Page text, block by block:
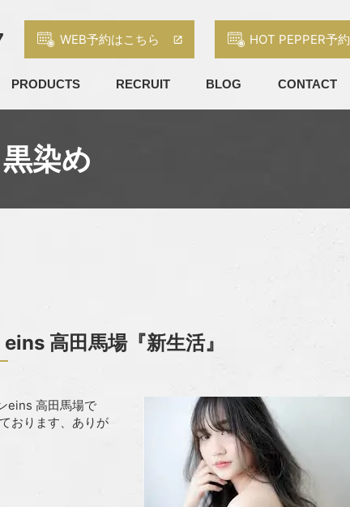
WEB予約はこちら HOT PEPPER予約
PRODUCTS RECRUIT BLOG CONTACT
染め
高田馬場『新生活』
eins 高田馬場で
おります、ありが